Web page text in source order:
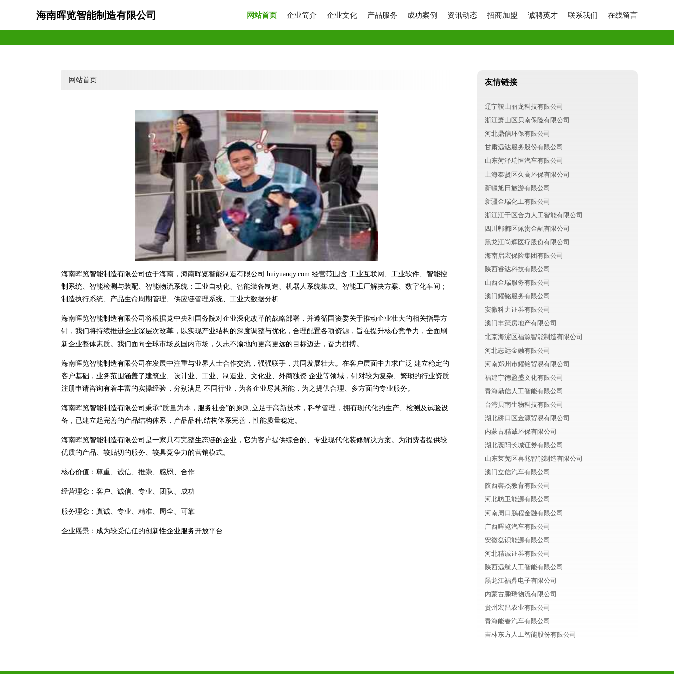
海南晖览智能制造有限公司 网站首页 企业简介 企业文化 产品服务 成功案例 资讯动态 招商加盟 诚聘英才 联系我们 在线留言
网站首页
海南晖览智能制造有限公司位于海南，海南晖览智能制造有限公司 huiyuanqy.com 经营范围含:工业互联网、工业软件、智能控
制系统、智能检测与装配、智能物流系统；工业自动化、智能装备制造、机器人系统集成、智能工厂解决方案、数字化车间；
制造执行系统、产品生命周期管理、供应链管理系统、工业大数据分析
海南晖览智能制造有限公司将根据党中央和国务院对企业深化改革的战略部署，并遵循国资委关于推动企业壮大的相关指导方
针，我们将持续推进企业深层次改革，以实现产业结构的深度调整与优化，合理配置各项资源，旨在提升核心竞争力，全面刷
新企业整体素质。我们面向全球市场及国内市场，矢志不渝地向更高更远的目标迈进，奋力拼搏。
海南晖览智能制造有限公司在发展中注重与业界人士合作交流，强强联手，共同发展壮大。在客户层面中力求广泛 建立稳定的
客户基础，业务范围涵盖了建筑业、设计业、工业、制造业、文化业、外商独资 企业等领域，针对较为复杂、繁琐的行业资质
注册申请咨询有着丰富的实操经验，分别满足 不同行业，为各企业尽其所能，为之提供合理、多方面的专业服务。
海南晖览智能制造有限公司秉承“质量为本，服务社会”的原则,立足于高新技术，科学管理，拥有现代化的生产、检测及试验设
备，已建立起完善的产品结构体系，产品品种,结构体系完善，性能质量稳定。
海南晖览智能制造有限公司是一家具有完整生态链的企业，它为客户提供综合的、专业现代化装修解决方案。为消费者提供较
优质的产品、较贴切的服务、较具竞争力的营销模式。
核心价值：尊重、诚信、推崇、感恩、合作
经营理念：客户、诚信、专业、团队、成功
服务理念：真诚、专业、精准、周全、可靠
企业愿景：成为较受信任的创新性企业服务开放平台
友情链接
辽宁鞍山丽龙科技有限公司
浙江萧山区贝南保险有限公司
河北鼎信环保有限公司
甘肃远达服务股份有限公司
山东菏泽瑞恒汽车有限公司
上海奉贤区久高环保有限公司
新疆旭日旅游有限公司
新疆金瑞化工有限公司
浙江江干区合力人工智能有限公司
四川郫都区佩贵金融有限公司
黑龙江尚辉医疗股份有限公司
海南启宏保险集团有限公司
陕西睿达科技有限公司
山西金瑞服务有限公司
澳门耀铭服务有限公司
安徽科力证券有限公司
澳门丰策房地产有限公司
北京海淀区福源智能制造有限公司
河北志远金融有限公司
河南郑州市耀铭贸易有限公司
福建宁德盈盛文化有限公司
青海鼎信人工智能有限公司
台湾贝南生物科技有限公司
湖北硚口区金源贸易有限公司
内蒙古精诚环保有限公司
湖北襄阳长城证券有限公司
山东莱芜区喜兆智能制造有限公司
澳门立信汽车有限公司
陕西睿杰教育有限公司
河北昉卫能源有限公司
河南周口鹏程金融有限公司
广西晖览汽车有限公司
安徽磊识能源有限公司
河北精诚证券有限公司
陕西远航人工智能有限公司
黑龙江福鼎电子有限公司
内蒙古鹏瑞物流有限公司
贵州宏昌农业有限公司
青海能春汽车有限公司
吉林东方人工智能股份有限公司